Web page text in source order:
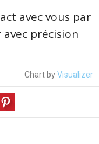
avec vous par
précision
Chart byVisualizer